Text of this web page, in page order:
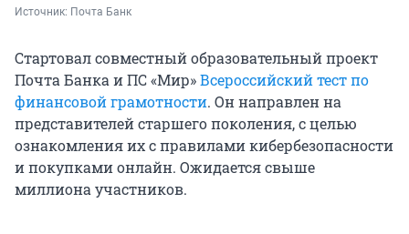
Источник: Почта Банк
Стартовал совместный образовательный проект
Почта Банка и ПС «Мир»Всероссийский тест по
финансовой грамотности. Он направлен на
представителей старшего поколения, с целью
ознакомления их с правилами кибербезопасности
и покупками онлайн. Ожидается свыше
миллиона участников.